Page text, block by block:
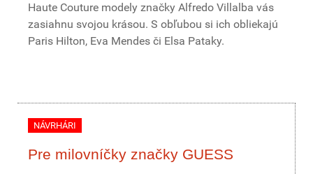
Haute Couture modely značky Alfredo Villalba vás
zasiahnu svojou krásou. S obľubou si ich obliekajú
Paris Hilton, Eva Mendes či Elsa Pataky.
NÁVRHÁRI
Pre milovníčky značky GUESS